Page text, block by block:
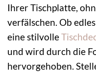
Ihrer Tischplatte,
verfälschen. Ob
eine stilvolle
und wird durch die
hervorgehoben.